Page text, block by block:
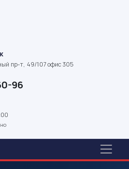
пр-т, 49/107 офис 305
96